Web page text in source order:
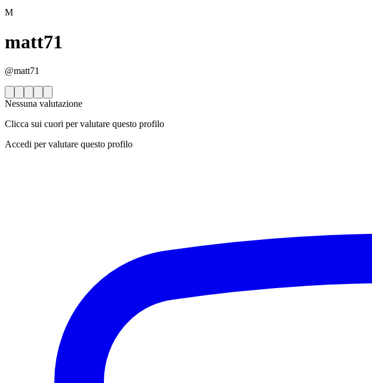
M
matt71
@matt71
Nessuna valutazione
Clicca sui cuori per valutare questo profilo
Accedi per valutare questo profilo